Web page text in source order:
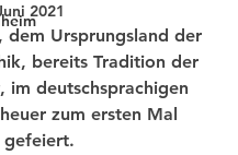
2021
dem Ursprungsland der
bereits Tradition der
im deutschsprachigen
zum ersten Mal
gefeiert.